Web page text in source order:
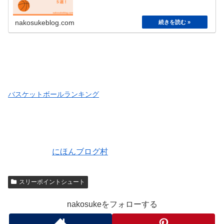
nakosukeblog.com
バスケットボールランキング
にほんブログ村
スリーポイントシュート
nakosukeをフォローする